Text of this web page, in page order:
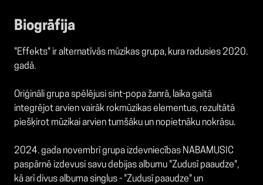
Biogrāfija
"Effekts" ir alternatīvās mūzikas grupa, kura radusies 2020.
gadā.
Oriģināli grupa spēlējusi sint-popa žanrā, laika gaitā
integrējot arvien vairāk rokmūzikas elementus, rezultātā
piešķirot mūzikai arvien tumšāku un nopietnāku nokrāsu.
2024. gada novembrī grupa izdevniecības NABAMUSIC
paspārnē izdevusi savu debijas albumu "Zudusī paaudze",
kā arī divus albuma singlus - "Zudusī paaudze" un